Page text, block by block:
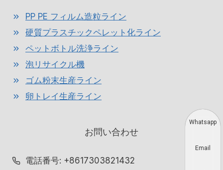
PP PE フィルム造粒ライン
硬質プラスチックペレット化ライン
ペットボトル洗浄ライン
泡リサイクル機
ゴム粉末生産ライン
卵トレイ生産ライン
お問い合わせ
電話番号: +8617303821432
Whatsapp
Email